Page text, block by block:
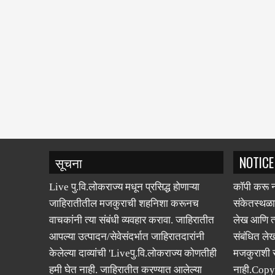
सूचना
Live पु.वि.लोकराज्य मधून प्रसिद्ध होणाऱ्या
जाहिरातीतील मजकुराची शहनिशा करूनच
वाचकांनी त्या संबंधी व्यवहार करावा. जाहिरातीत
आपल्या उत्पादन/सेवेसंदर्भात जाहिरातदारांनी
केलेल्या दाव्यांची 'Liveपु.वि.लोकराज्य कोणतीही
हमी घेत नाही. जाहिरातीत करण्यात आलेल्या
दाव्यांची जाहिरातदाराकडून पूर्तता न झाल्यास
NOTICE
कॉपी करू
लेख आणि
संबंधित
अथवा